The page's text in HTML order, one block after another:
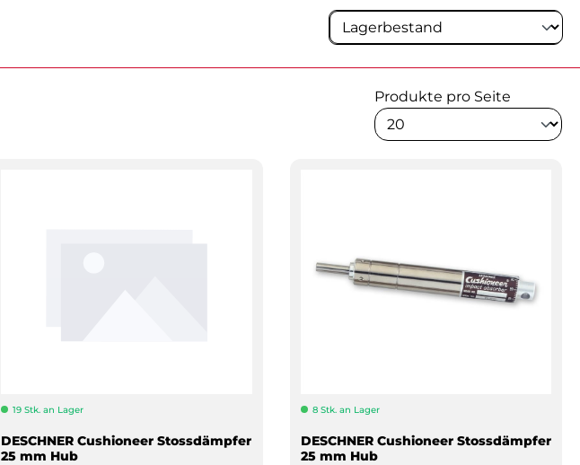
Produkte pro Seite
19 Stk. an Lager
DESCHNER Cushioneer Stossdämpfer
25 mm Hub
8 Stk. an Lager
DESCHNER Cushioneer Stossdämpfer
25 mm Hub